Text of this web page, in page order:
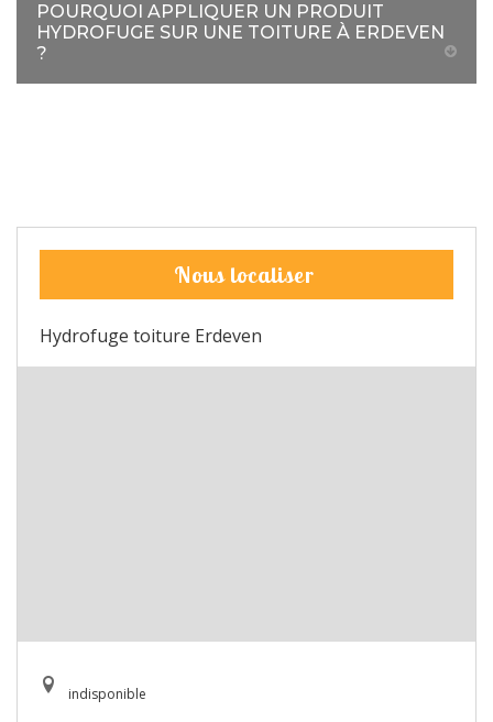
POURQUOI APPLIQUER UN PRODUIT
HYDROFUGE SUR UNE TOITURE À ERDEVEN
?
Nous localiser
Hydrofuge toiture Erdeven
indisponible